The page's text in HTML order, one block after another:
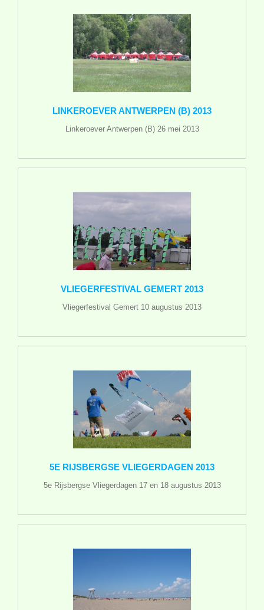
LINKEROEVER ANTWERPEN (B) 2013
Linkeroever Antwerpen (B) 26 mei 2013
VLIEGERFESTIVAL GEMERT 2013
Vliegerfestival Gemert 10 augustus 2013
5E RIJSBERGSE VLIEGERDAGEN 2013
5e Rijsbergse Vliegerdagen 17 en 18 augustus 2013